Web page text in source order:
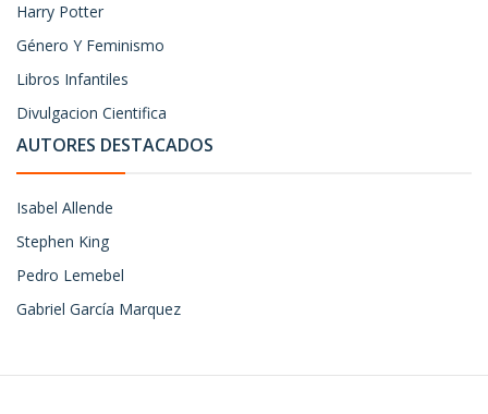
Harry Potter
Género Y Feminismo
Libros Infantiles
Divulgacion Cientifica
AUTORES DESTACADOS
Isabel Allende
Stephen King
Pedro Lemebel
Gabriel García Marquez